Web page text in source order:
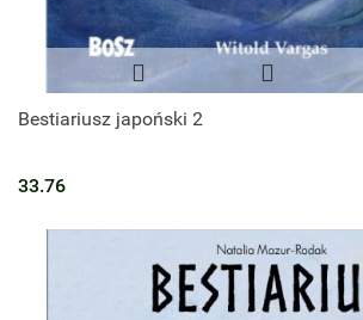
Bestiariusz japoński 2
33.76